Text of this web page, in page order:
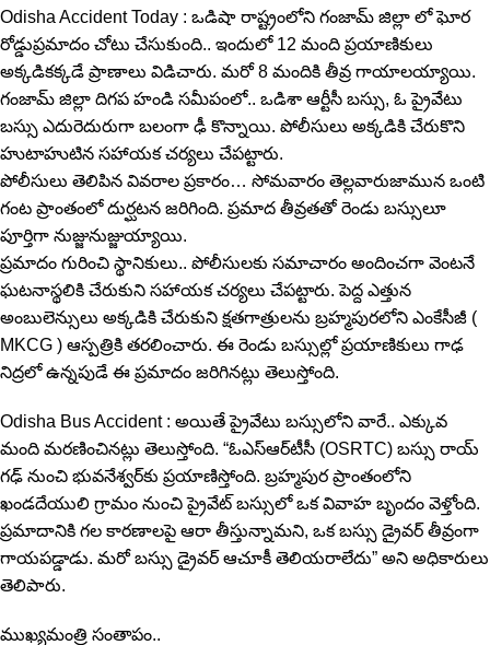
Odisha Accident Today : ఒడిషా రాష్ట్రంలోని గంజామ్ జిల్లా లో ఘోర
రోడ్డుప్రమాదం చోటు చేసుకుంది.. ఇందులో 12 మంది ప్రయాణికులు
అక్కడికక్కడే ప్రాణాలు విడిచారు. మరో 8 మందికి తీవ్ర గాయాలయ్యాయి.
గంజామ్ జిల్లా దిగప హండి సమీపంలో.. ఒడిశా ఆర్టీసీ బస్సు, ఓ ప్రైవేటు
బస్సు ఎదురెదురుగా బలంగా ఢీ కొన్నాయి. పోలీసులు అక్కడికి చేరుకొని
హుటాహుటిన సహాయక చర్యలు చేపట్టారు.
పోలీసులు తెలిపిన వివరాల ప్రకారం… సోమవారం తెల్లవారుజామున ఒంటి
గంట ప్రాంతంలో దుర్ఘటన జరిగింది. ప్రమాద తీవ్రతతో రెండు బస్సులూ
పూర్తిగా నుజ్జునుజ్జుయ్యాయి.
ప్రమాదం గురించి స్థానికులు.. పోలీసులకు సమాచారం అందించగా వెంటనే
ఘటనాస్థలికి చేరుకుని సహాయక చర్యలు చేపట్టారు. పెద్ద ఎత్తున
అంబులెన్సులు అక్కడికి చేరుకుని క్షతగాత్రులను బ్రహ్మపురలోని ఎంకేసీజీ (
MKCG ) ఆస్పత్రికి తరలించారు. ఈ రెండు బస్సుల్లో ప్రయాణికులు గాఢ
నిద్రలో ఉన్నపుడే ఈ ప్రమాదం జరిగినట్లు తెలుస్తోంది.
Odisha Bus Accident : అయితే ప్రైవేటు బస్సులోని వారే.. ఎక్కువ
మంది మరణించినట్లు తెలుస్తోంది. “ఓఎస్‌ఆర్‌టీసీ (OSRTC) బస్సు రాయ్​
గఢ్ నుంచి భువనేశ్వర్‌కు ప్రయాణిస్తోంది. బ్రహ్మపుర ప్రాంతంలోని
ఖండదేయులి గ్రామం నుంచి ప్రైవేట్ బస్సులో ఒక వివాహ బృందం వెళ్తోంది.
ప్రమాదానికి గల కారణాలపై ఆరా తీస్తున్నామని, ఒక బస్సు డ్రైవర్​ తీవ్రంగా
గాయపడ్డాడు. మరో బస్సు డ్రైవర్​ ఆచూకీ తెలియరాలేదు” అని అధికారులు
తెలిపారు.
ముఖ్యమంత్రి సంతాపం..